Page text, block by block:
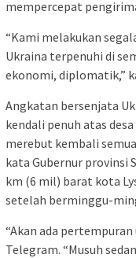
mempercepat
“Kami melakukan
Ukraina terpenuhi di
ekonomi, diplomatik,”
Angkatan bersenjata
kendali penuh atas
merebut kembali
kata Gubernur provinsi
km (6 mil) barat kota
setelah berminggu-
“Akan ada
Telegram. “Musuh